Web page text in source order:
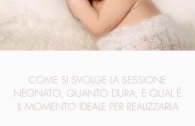
COME SI SVOLGE LA SESSIONE
NEONATO, QUANTO DURA, E QUAL È
IL MOMENTO IDEALE PER REALIZZARLA